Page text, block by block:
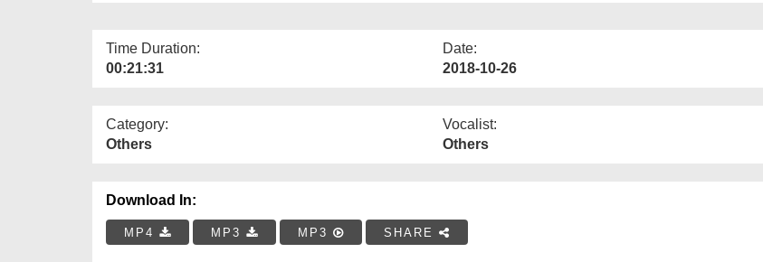
Time Duration:
00:21:31
Date:
2018-10-26
Category:
Others
Vocalist:
Others
Download In:
MP4 MP3 MP3 SHARE